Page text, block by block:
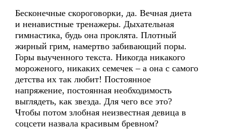
Бесконечные скороговорки, да. Вечная диета
и ненавистные тренажеры. Дыхательная
гимнастика, будь она проклята. Плотный
жирный грим, намертво забивающий поры.
Горы выученного текста. Никогда никакого
мороженого, никаких семечек – а она с самого
детства их так любит! Постоянное
напряжение, постоянная необходимость
выглядеть, как звезда. Для чего все это?
Чтобы потом злобная неизвестная девица в
соцсети назвала красивым бревном?